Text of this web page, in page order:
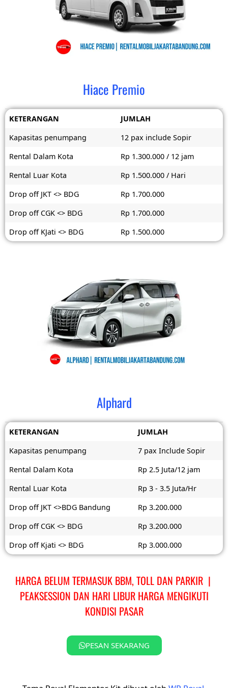
Hiace Premio
KETERANGAN
JUMLAH
Kapasitas penumpang
12 pax include Sopir
Rental Dalam Kota
Rp 1.300.000 / 12 jam
Rental Luar Kota
Rp 1.500.000 / Hari
Drop off JKT <> BDG
Rp 1.700.000
Drop off CGK <> BDG
Rp 1.700.000
Drop off KJati <> BDG
Rp 1.500.000
Alphard
KETERANGAN
JUMLAH
Kapasitas penumpang
7 pax Include Sopir
Rental Dalam Kota
Rp 2.5 Juta/12 jam
Rental Luar Kota
Rp 3 - 3.5 Juta/Hr
Drop off JKT <>BDG Bandung
Rp 3.200.000
Drop off CGK <> BDG
Rp 3.200.000
Drop off Kjati <> BDG
Rp 3.000.000
HARGA BELUM TERMASUK BBM, TOLL DAN PARKIR |
PEAKSESSION DAN HARI LIBUR HARGA MENGIKUTI
KONDISI PASAR
PESAN SEKARANG